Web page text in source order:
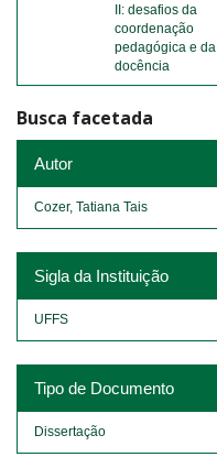
II: desafios da
coordenação
pedagógica e da
docência
Busca facetada
Autor
Cozer, Tatiana Tais
Sigla da Instituição
UFFS
Tipo de Documento
Dissertação